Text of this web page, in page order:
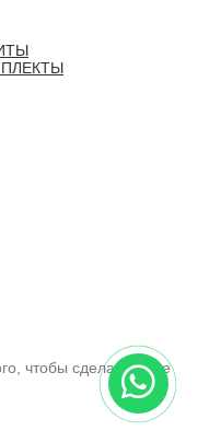
чтобы сделать ваше